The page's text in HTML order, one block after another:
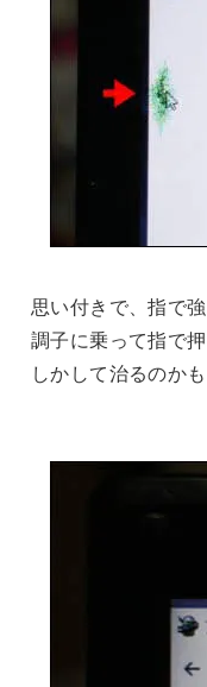
思い付きで、指で
調子に乗って指で
しかして治るのか